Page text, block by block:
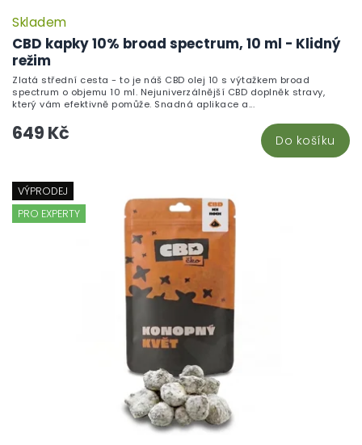
CBD kapky 10% broad spectrum, 10 ml - Klidný
režim
Skladem
649 Kč Do košíku
Zlatá střední cesta - to je náš CBD olej 10 s výtažkem broad
spectrum o objemu 10 ml. Nejuniverzálnější CBD doplněk stravy,
který vám efektivně pomůže. Snadná aplikace a...
VÝPRODEJ
PRO EXPERTY